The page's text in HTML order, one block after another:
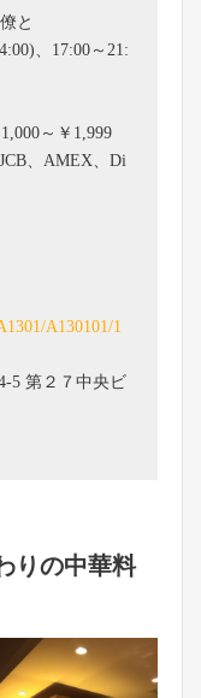
と
、17:00～21:
～￥1,999
、AMEX、Di
A130101/1
5 第２７中央ビ
りの中華料